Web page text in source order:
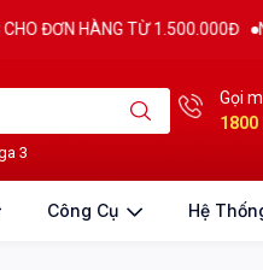
HÀNG TỪ 1.500.000Đ NHẬP
3
Gọi
1800
Công Cụ Hệ